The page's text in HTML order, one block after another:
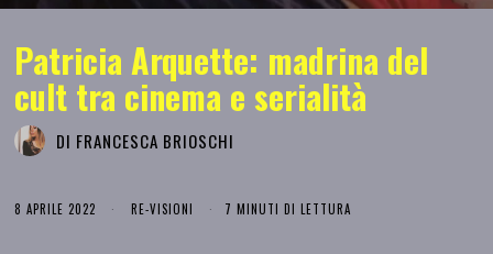
Patricia Arquette: madrina del
cult tra cinema e serialità
DI FRANCESCA BRIOSCHI
8 APRILE 2022 RE-VISIONI 7 MINUTI DI LETTURA